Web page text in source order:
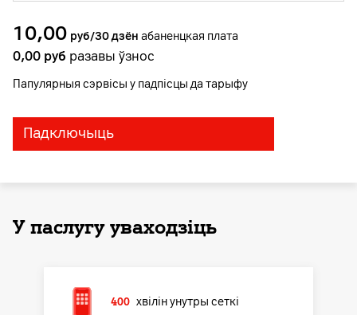
10,00 руб/30 дзён абаненцкая плата
0,00 руб разавы ўзнос
Папулярныя сэрвісы у падпісцы да тарыфу
Падключыць
У паслугу уваходзiць
400 хвілін унутры сеткі